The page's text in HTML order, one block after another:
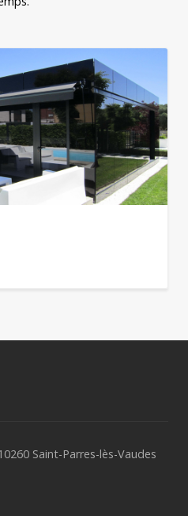
Saint-Parres-lès-Vaudes